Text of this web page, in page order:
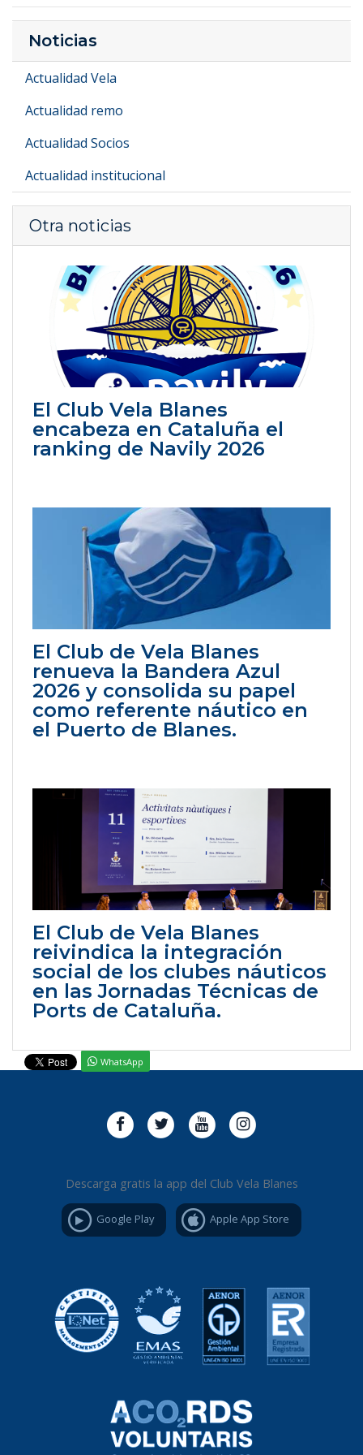
Noticias
Actualidad Vela
Actualidad remo
Actualidad Socios
Actualidad institucional
Otra noticias
El Club Vela Blanes
encabeza en Cataluña el
ranking de Navily 2026
El Club de Vela Blanes
renueva la Bandera Azul
2026 y consolida su papel
como referente náutico en
el Puerto de Blanes.
El Club de Vela Blanes
reivindica la integración
social de los clubes náuticos
en las Jornadas Técnicas de
Ports de Cataluña.
WhatsApp
Descarga gratis la app del Club Vela Blanes
Google Play Apple App Store